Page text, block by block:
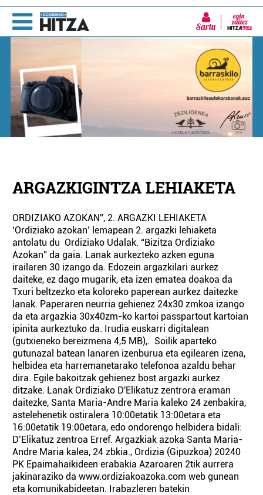
Sartu
ARGAZKIGINTZA LEHIAKETA
ORDIZIAKO AZOKAN”, 2. ARGAZKI LEHIAKETA
‘Ordiziako azokan’ lemapean 2. argazki lehiaketa
antolatu du Ordiziako Udalak. “Bizitza Ordiziako
Azokan” da gaia. Lanak aurkezteko azken eguna
irailaren 30 izango da. Edozein argazkilari aurkez
daiteke, ez dago mugarik, eta izen ematea doakoa da
Txuri beltzezko eta koloreko paperean aurkez daitezke
lanak. Paperaren neurria gehienez 24x30 zmkoa izango
da eta argazkia 30x40zm-ko kartoi passpartout kartoian
ipinita aurkeztuko da. Irudia euskarri digitalean
(gutxieneko bereizmena 4,5 MB),. Soilik aparteko
gutunazal batean lanaren izenburua eta egilearen izena,
helbidea eta harremanetarako telefonoa azaldu behar
dira. Egile bakoitzak gehienez bost argazki aurkez
ditzake. Lanak Ordiziako D'Elikatuz zentrora eraman
daitezke, Santa Maria-Andre Maria kaleko 24 zenbakira,
astelehenetik ostiralera 10:00etatik 13:00etara eta
16:00etatik 19:00etara, edo ondorengo helbidera bidali:
D’Elikatuz zentroa Erref. Argazkiak azoka Santa Maria-
Andre Maria kalea, 24 zbkia., Ordizia (Gipuzkoa) 20240
PK Epaimahaikideen erabakia Azaroaren 2tik aurrera
jakinaraziko da www.ordiziakoazoka.com web gunean
eta komunikabideetan. Irabazleren batekin